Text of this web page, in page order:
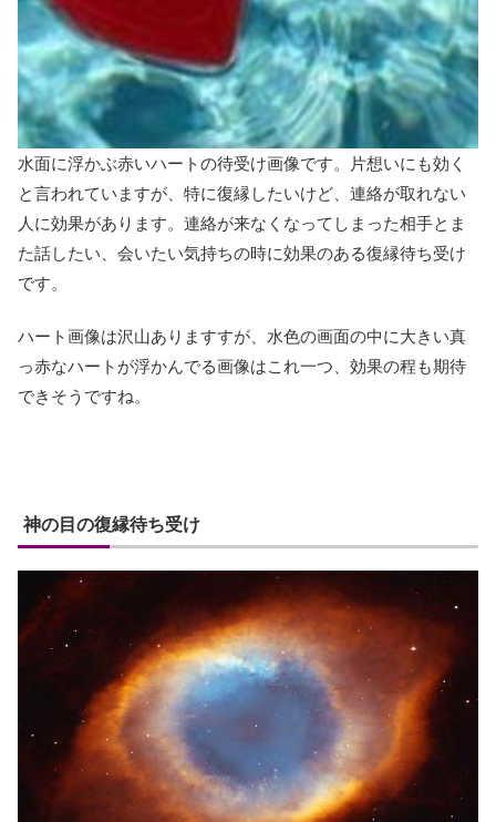
水面に浮かぶ赤いハートの待受け画像です。片想いにも効く
と言われていますが、特に復縁したいけど、連絡が取れない
人に効果があります。連絡が来なくなってしまった相手とま
た話したい、会いたい気持ちの時に効果のある復縁待ち受け
です。
ハート画像は沢山ありますすが、水色の画面の中に大きい真
っ赤なハートが浮かんでる画像はこれ一つ、効果の程も期待
できそうですね。
神の目の復縁待ち受け